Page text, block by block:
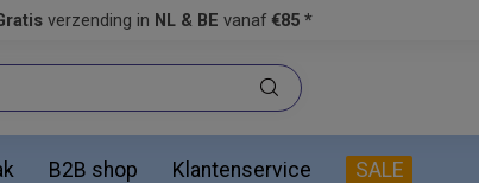
verzending in NL & BE vanaf €85 *
B2B shop Klantenservice SALE